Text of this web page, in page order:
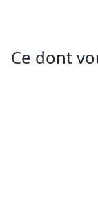
Ce dont